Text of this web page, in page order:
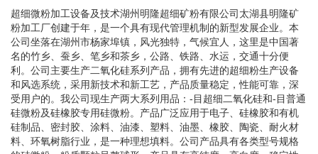
超细微粉加工设备及技术湖州明隆超细矿粉有限公司太湖县明隆矿
粉加工厂创建于年，是一个具有现代管理机制的新型发展企业。本
公司坐落在湖州市杨家埠镇，风光独特，气候宜人，这里是中国著
名的竹乡、蚕乡、笔乡和茶乡，公路、铁路、水运，交通十分便
利。公司主要生产二氧化硅系列产品，拥有先进的超细粉生产设备
和风选系统，采用新技术和新工艺，产品质量稳定，性能可靠，深
受用户的。我公司现生产两大系列用品：-目超细二氧化硅和-目普通
硅微粉及硅橡胶专用硅微粉。产品广泛应用于电子、硅橡胶和有机
硅制品、密封胶、涂料、油漆、塑料、油墨、橡胶、陶瓷、耐火材
料、环氧树脂行业，是一种理想填料。公司产品具有各类型号规格